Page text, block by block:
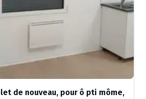
de nouveau, pour ô pti môme,